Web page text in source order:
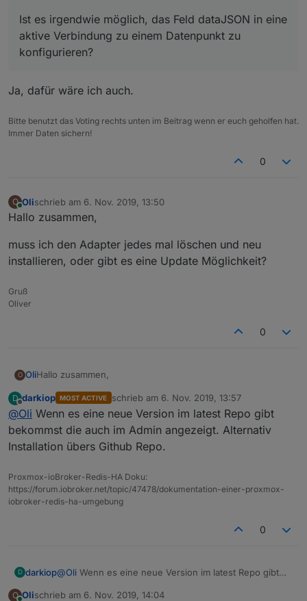
Datenpunkt im Binding ändert.
Ist es irgendwie möglich, das Feld dataJSON in eine
konfigurieren?
Und noch eine Frage: gibt es eine Möglichkeit die Höhe
einer Zeile in der Tabelle zu steuern? Aktuell dürfte sie
Ist es irgendwie möglich, das Feld dataJSON in eine
aktive Verbindung zu einem Datenpunkt zu
konfigurieren?
Ja, dafür wäre ich auch.
Bitte benutzt das Voting rechts unten im Beitrag wenn er euch geholfen hat.
Immer Daten sichern!
0
O
Online
Olischrieb am 6. Nov. 2019, 13:50
zuletzt editiert von
Hallo zusammen,
muss ich den Adapter jedes mal löschen und neu
installieren, oder gibt es eine Update Möglichkeit?
Gruß
Oliver
0
O OliHallo zusammen,
muss ich den Adapter jedes mal löschen und neu
installieren, oder gibt es eine Update Möglichkeit?
D
Offline
darkiop MOST ACTIVE schrieb am 6. Nov. 2019, 13:57
zuletzt editiert von
@Oli Wenn es eine neue Version im latest Repo gibt
bekommst die auch im Admin angezeigt. Alternativ
Installation übers Github Repo.
Proxmox-ioBroker-Redis-HA Doku:
https://forum.iobroker.net/topic/47478/dokumentation-einer-proxmox-
iobroker-redis-ha-umgebung
0
D darkiop@Oli Wenn es eine neue Version im latest Repo gibt
Installation übers Github Repo.
O Olischrieb am 6. Nov. 2019, 14:04